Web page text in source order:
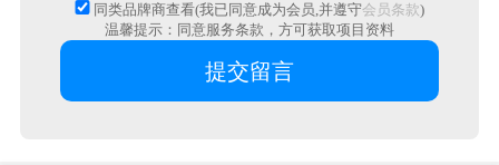
同类品牌商查看(我已同意成为会员,并遵守会员条款)
温馨提示：同意服务条款，方可获取项目资料